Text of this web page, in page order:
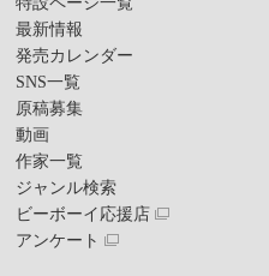
最新情報
発売カレンダー
SNS一覧
原稿募集
動画
作家一覧
ジャンル検索
ビーボーイ応援店
アンケート